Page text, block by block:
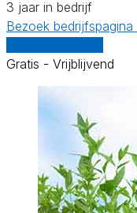
3 jaar in bedrijf
Bezoek bedrijfspagina
Gratis - Vrijblijvend